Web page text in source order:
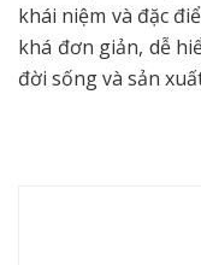
khái niệm và đặc
khá đơn giản, dễ
đời sống và sản